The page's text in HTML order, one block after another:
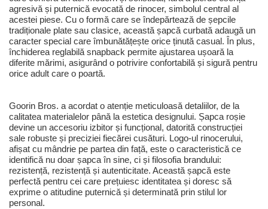
agresivă și puternică evocată de rinocer, simbolul central al
acestei piese. Cu o formă care se îndepărtează de șepcile
tradiționale plate sau clasice, această șapcă curbată adaugă un
caracter special care îmbunătățește orice ținută casual. În plus,
închiderea reglabilă snapback permite ajustarea ușoară la
diferite mărimi, asigurând o potrivire confortabilă și sigură pentru
orice adult care o poartă.
Goorin Bros. a acordat o atenție meticuloasă detaliilor, de la
calitatea materialelor până la estetica designului. Șapca roșie
devine un accesoriu izbitor și funcțional, datorită construcției
sale robuste și preciziei fiecărei cusături. Logo-ul rinocerului,
afișat cu mândrie pe partea din față, este o caracteristică ce
identifică nu doar șapca în sine, ci și filosofia brandului:
rezistență, rezistență și autenticitate. Această șapcă este
perfectă pentru cei care prețuiesc identitatea și doresc să
exprime o atitudine puternică și determinată prin stilul lor
personal.